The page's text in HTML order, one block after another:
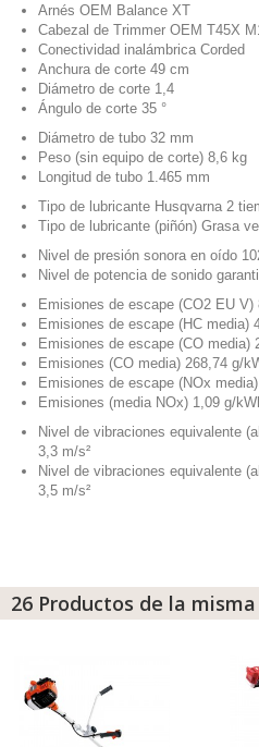
Arnés OEM Balance XT
Cabezal de Trimmer OEM T45X
Conectividad inalámbrica Corded
Anchura de corte 49 cm
Diámetro de corte 1,4
Ángulo de corte 35 °
Diámetro de tubo 32 mm
Peso (sin equipo de corte) 8,6 kg
Longitud de tubo 1.465 mm
Tipo de lubricante Husqvarna 2
Tipo de lubricante (piñón) Grasa
Nivel de presión sonora en oído
Nivel de potencia de sonido
Emisiones de escape (CO2 EU V)
Emisiones de escape (HC media)
Emisiones de escape (CO media)
Emisiones (CO media) 268,74 g/
Emisiones de escape (NOx
Emisiones (media NOx) 1,09 g/
Nivel de vibraciones equivalente
3,3 m/s²
Nivel de vibraciones equivalente
3,5 m/s²
26 Productos de la